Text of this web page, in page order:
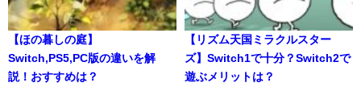
【ほの暮しの庭】
Switch,PS5,PC版の違いを解
説！おすすめは？
【リズム天国ミラクルスター
ズ】Switch1で十分？Switch2で
遊ぶメリットは？